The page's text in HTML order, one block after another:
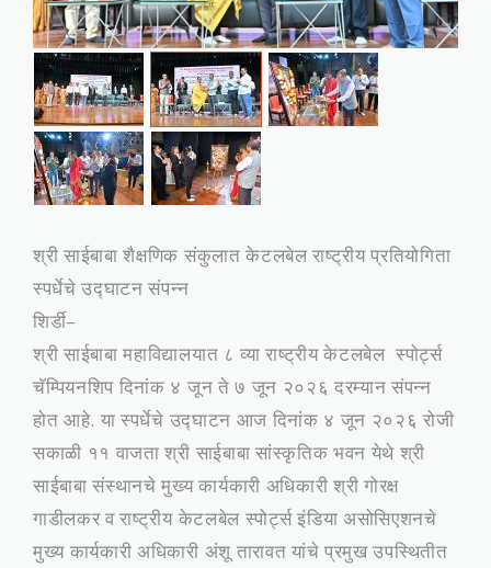
श्री साईबाबा शैक्षणिक संकुलात केटलबेल राष्ट्रीय प्रतियोगिता
स्पर्धेचे उद्घाटन संपन्न
शिर्डी–
श्री साईबाबा महाविद्यालयात ८ व्या राष्ट्रीय केटलबेल स्पोर्ट्स
चॅम्पियनशिप दिनांक ४ जून ते ७ जून २०२६ दरम्यान संपन्न
होत आहे. या स्पर्धेचे उद्घाटन आज दिनांक ४ जून २०२६ रोजी
सकाळी ११ वाजता श्री साईबाबा सांस्कृतिक भवन येथे श्री
साईबाबा संस्थानचे मुख्य कार्यकारी अधिकारी श्री गोरक्ष
गाडीलकर व राष्ट्रीय केटलबेल स्पोर्ट्स इंडिया असोसिएशनचे
मुख्य कार्यकारी अधिकारी अंशू तारावत यांचे प्रमुख उपस्थितीत